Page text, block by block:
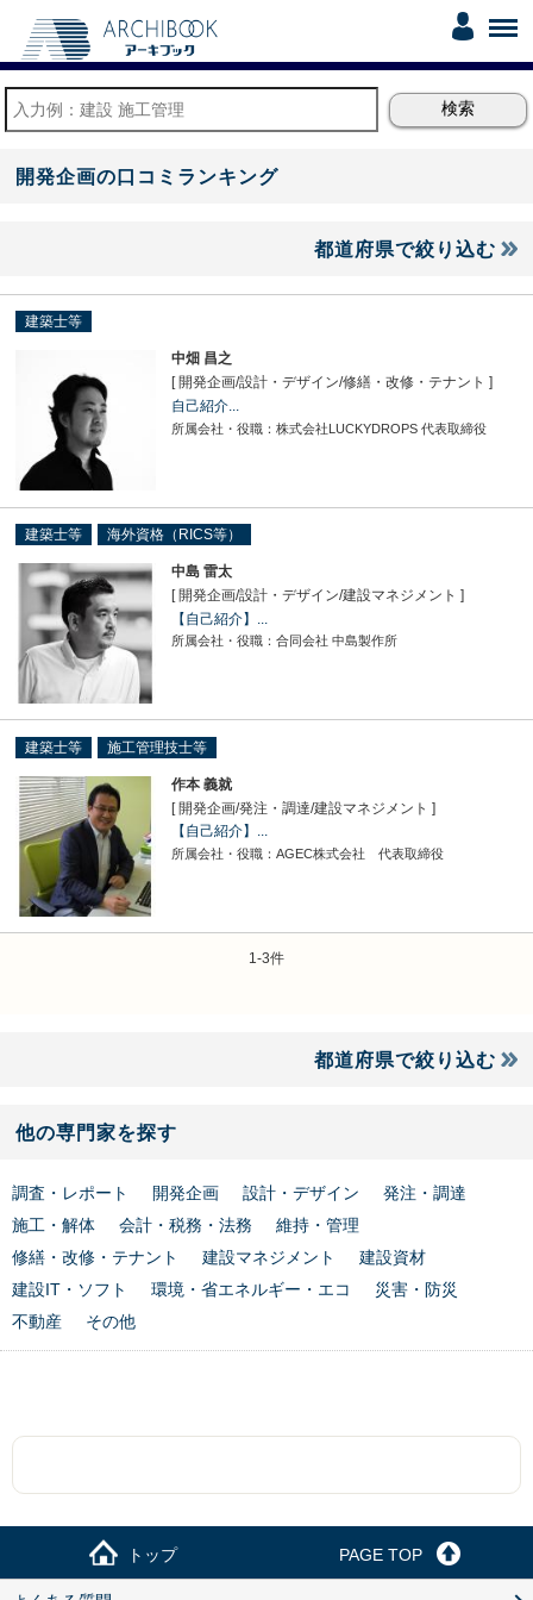
開発企画の口コミランキング
都道府県で絞り込む
建築士等
中畑 昌之
[ 開発企画/設計・デザイン/修繕・改修・テナント ]
自己紹介...
所属会社・役職：株式会社LUCKYDROPS 代表取締役
建築士等 海外資格（RICS等）
中島 雷太
[ 開発企画/設計・デザイン/建設マネジメント ]
【自己紹介】...
所属会社・役職：合同会社 中島製作所
建築士等 施工管理技士等
作本 義就
[ 開発企画/発注・調達/建設マネジメント ]
【自己紹介】...
所属会社・役職：AGEC株式会社 代表取締役
1-3件
都道府県で絞り込む
他の専門家を探す
調査・レポート 開発企画 設計・デザイン
発注・調達
施工・解体
会計・税務・法務
維持・管理
修繕・改修・テナント
建設マネジメント
建設資材
建設IT・ソフト
環境・省エネルギー・エコ
災害・防災
不動産
その他
トップ PAGE TOP